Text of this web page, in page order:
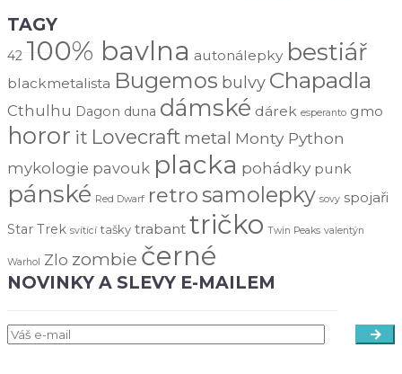
TAGY
42 100% bavlna autonálepky bestiář
blackmetalista Bugemos bulvy Chapadla
Cthulhu Dagon duna dámské dárek esperanto gmo
horor it Lovecraft metal Monty Python
mykologie pavouk placka pohádky punk
pánské Red Dwarf retrosamolepky sovy spojaři
Star Trek svítící tašky trabant tričko Twin Peaks valentýn
Warhol Zlo zombie černé
NOVINKY A SLEVY E-MAILEM